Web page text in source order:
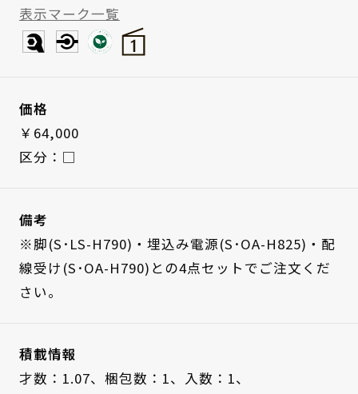
表示マーク一覧
価格
￥64,000
区分：□
備考
※脚(S･LS-H790)・埋込み電源(S･OA-H825)・配
線受け(S･OA-H790)との4点セットでご注文くだ
さい。
積載情報
才数：1.07、 梱包数：1、 入数：1、